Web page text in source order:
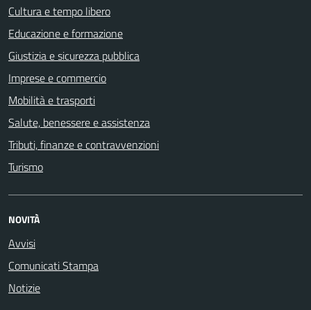
Cultura e tempo libero
Educazione e formazione
Giustizia e sicurezza pubblica
Imprese e commercio
Mobilità e trasporti
Salute, benessere e assistenza
Tributi, finanze e contravvenzioni
Turismo
NOVITÀ
Avvisi
Comunicati Stampa
Notizie